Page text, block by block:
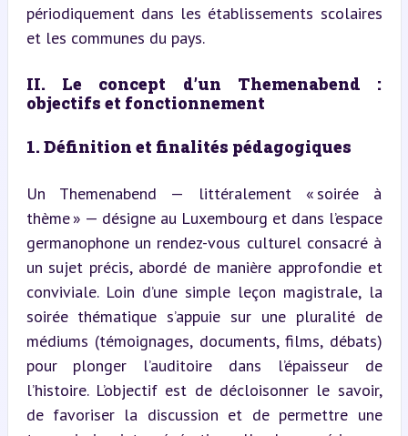
périodiquement dans les établissements scolaires
et les communes du pays.
II. Le concept d’un Themenabend :
objectifs et fonctionnement
1. Définition et finalités pédagogiques
Un Themenabend — littéralement « soirée à
thème » — désigne au Luxembourg et dans l’espace
germanophone un rendez-vous culturel consacré à
un sujet précis, abordé de manière approfondie et
conviviale. Loin d’une simple leçon magistrale, la
soirée thématique s’appuie sur une pluralité de
médiums (témoignages, documents, films, débats)
pour plonger l’auditoire dans l’épaisseur de
l’histoire. L’objectif est de décloisonner le savoir,
de favoriser la discussion et de permettre une